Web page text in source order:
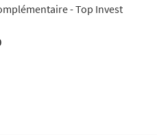
- Top Invest